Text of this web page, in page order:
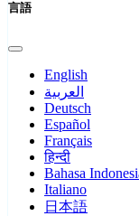
言語
English
العربية
Deutsch
Español
Français
हिन्दी
Bahasa
Italiano
日本語